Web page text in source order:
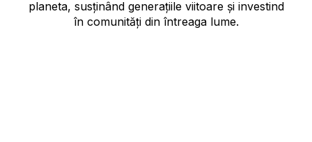
planeta, susținând generațiile viitoare și investind
în comunități din întreaga lume.